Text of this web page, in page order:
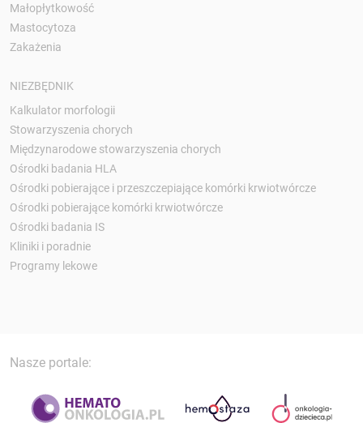
Małopłytkowość
Mastocytoza
Zakażenia
NIEZBĘDNIK
Kalkulator morfologii
Stowarzyszenia chorych
Międzynarodowe stowarzyszenia chorych
Ośrodki badania HLA
Ośrodki pobierające i przeszczepiające komórki krwiotwórcze
Ośrodki pobierające komórki krwiotwórcze
Ośrodki badania IS
Kliniki i poradnie
Programy lekowe
Nasze portale: